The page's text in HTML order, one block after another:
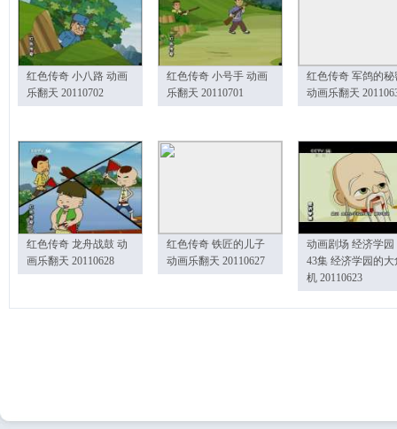
红色传奇 小八路 动画
乐翻天 20110702
红色传奇 小号手 动画
乐翻天 20110701
红色传奇 军鸽的秘
动画乐翻天
红色传奇 龙舟战鼓 动
画乐翻天 20110628
红色传奇 铁匠的儿子
动画乐翻天 20110627
动画剧场 经济学园
43集 经济学园的大
机 20110623